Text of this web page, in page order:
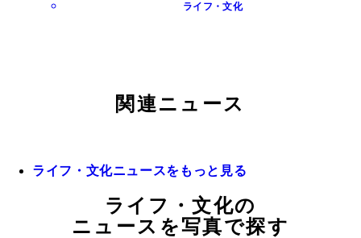
ライフ・文化
関連ニュース
ライフ・文化ニュースをもっと見る
ライフ・文化の
ニュースを写真で探す